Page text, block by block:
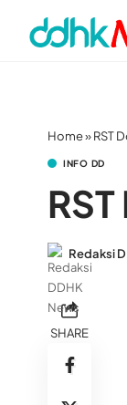
Home»RST
INFO DD
Redaksi
SHARE